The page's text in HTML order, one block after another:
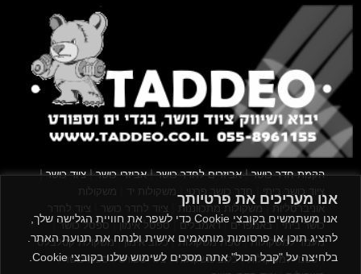
אנו מעריכים את פרטיותך
אנו משתמשים בקובצי Cookie כדי לשפר את חוויית הגלישה שלך,
להציג תוכן או פרסומות מותאמים אישית ולנתח את תנועת האתר.
בלחיצה על "קבל הכול" אתה מסכים לשימוש שלנו בקובצי Cookie.
הקמת חדר כושר|אביזרים לחדר כושר|אביזרי כושר|ציוד כושר|
ציוד כושר ביתי חדר כושר פרטי משקולות יד
משקולות
אוניברסליות |משקולות מתכווננות ציוד לחדר כושר
ציוד לחדר
כושר ביתי|באמפרים |דאמבלים |ספסל אימון | ספסל כושר|
מעמד למשקולות|ספת משקולות |כלוב אימון|משקולת קטלבלס
|סטנד למשקולות|כלוב משקולות|ציוד ספורט|ספת כושר|